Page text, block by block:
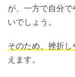
が、一方で自分
いでしょう。
そのため、挫折
えます。